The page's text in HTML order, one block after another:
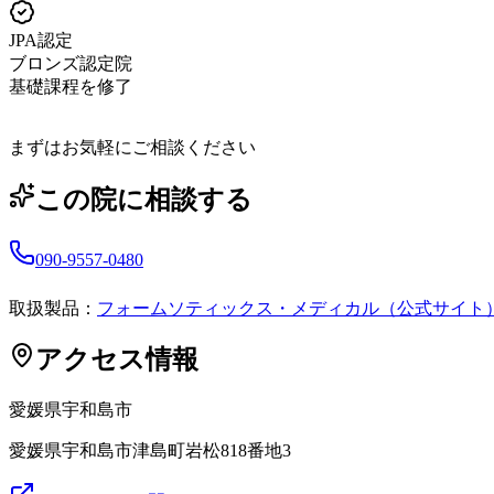
JPA認定
ブロンズ認定院
基礎課程を修了
まずはお気軽にご相談ください
この院に相談する
090-9557-0480
取扱製品： フォームソティックス・メディカル（公式サイト
アクセス情報
愛媛県宇和島市
愛媛県宇和島市津島町岩松818番地3